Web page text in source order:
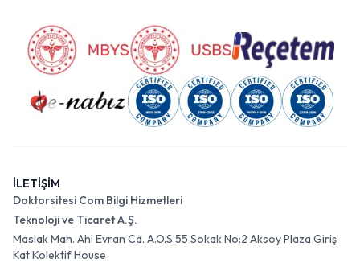
İLETİŞİM
Doktorsitesi Com Bilgi Hizmetleri
Teknoloji ve Ticaret A.Ş.
Maslak Mah. Ahi Evran Cd. A.O.S 55 Sokak No:2 Aksoy Plaza Giriş
Kat Kolektif House